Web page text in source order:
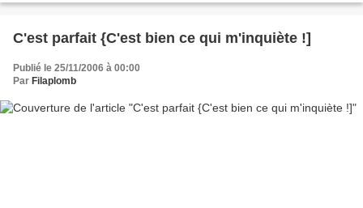
C'est parfait {C'est bien ce qui m'inquiète !]
Publié le 25/11/2006 à 00:00
Par Filaplomb